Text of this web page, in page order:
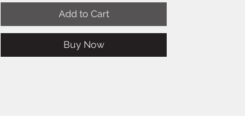
sezione EQ a 3 bande per
canale, filtri VCF_x resonant e
metering retroilluminato. Il
segnale audio resta totalmente
Add to Cart
Buy Now